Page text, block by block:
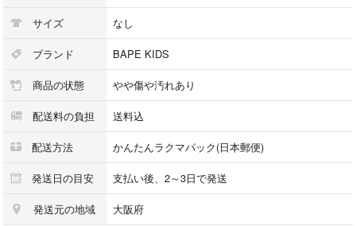
サイズ なし
ブランド BAPE KIDS
商品の状態 やや傷や汚れあり
配送料の負担 送料込
配送方法 かんたんラクマパック(日本郵便)
発送日の目安 支払い後、2～3日で発送
発送元の地域 大阪府